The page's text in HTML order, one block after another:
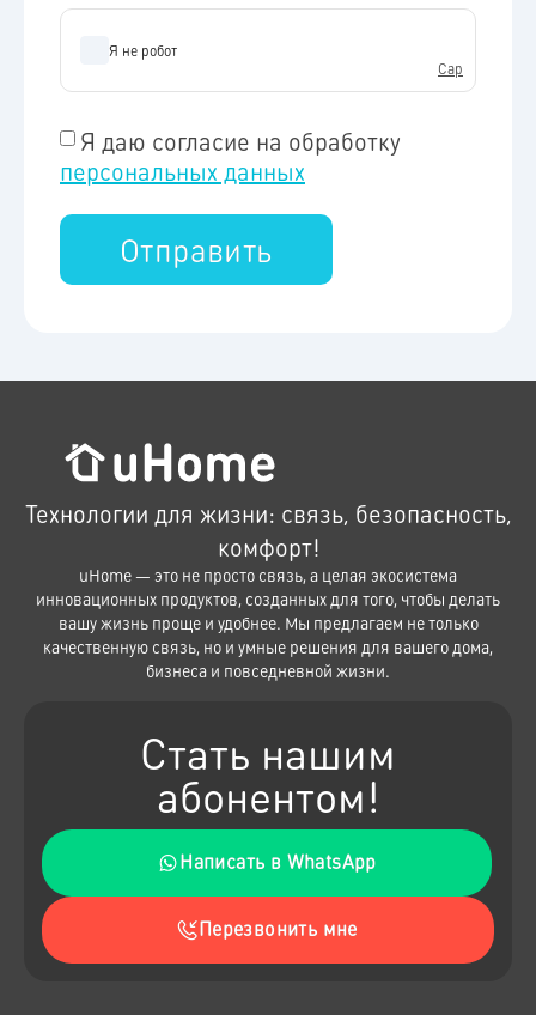
Я даю согласие на обработку
персональных данных
Отправить
Технологии для жизни: связь, безопасность,
комфорт!
uHome — это не просто связь, а целая экосистема
инновационных продуктов, созданных для того, чтобы делать
вашу жизнь проще и удобнее. Мы предлагаем не только
качественную связь, но и умные решения для вашего дома,
бизнеса и повседневной жизни.
Стать нашим
абонентом!
Написать в WhatsApp
Перезвонить мне